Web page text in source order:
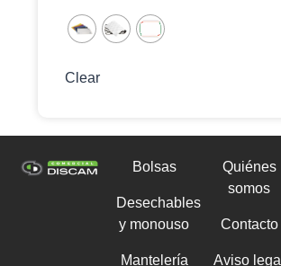
Clear
Bolsas
Desechables
y monouso
Mantelería
Quiénes
somos
Contacto
Aviso legal